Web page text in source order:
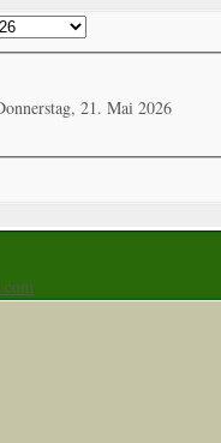
21. Mai 2026